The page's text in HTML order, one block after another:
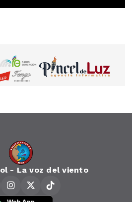
- La voz del viento